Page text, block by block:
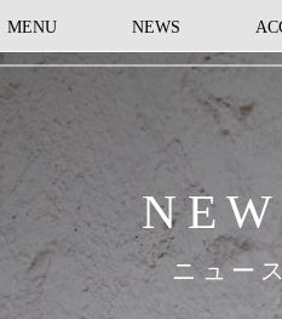
MENU NEWS
ニュー